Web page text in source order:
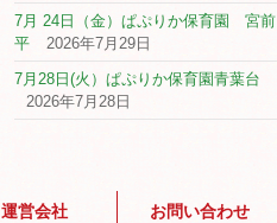
7月 24日（金）ぱぷりか保育園 宮前
平
2026年7月29日
7月28日(火）ぱぷりか保育園青葉台
2026年7月28日
運営会社 お問い合わせ